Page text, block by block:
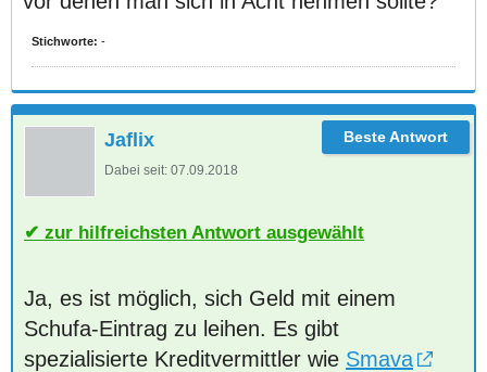
Stichworte: -
Jaflix
Dabei seit: 07.09.2018
zur hilfreichsten Antwort ausgewählt
Ja, es ist möglich, sich Geld mit einem
Schufa-Eintrag zu leihen. Es gibt
spezialisierte Kreditvermittler wie Smava